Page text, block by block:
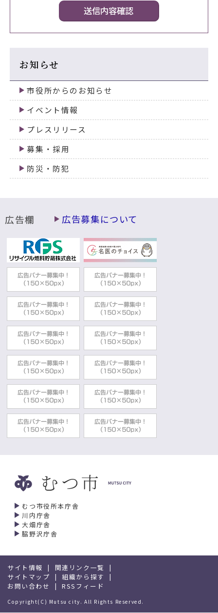
お知らせ
市役所からのお知らせ
イベント情報
プレスリリース
募集・採用
防災・防犯
広告欄 広告募集について
むつ市役所本庁舎
川内庁舎
大畑庁舎
脇野沢庁舎
サイト情報
関連リンク一覧
サイトマップ
組織から探す
お問い合わせ
RSSフィード
Copyright(C) Mutsu city. All Rights Reserved.